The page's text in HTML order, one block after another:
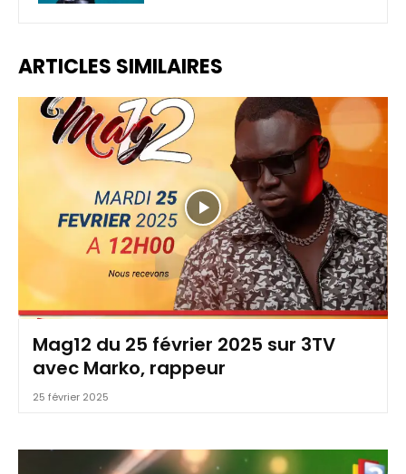
ARTICLES SIMILAIRES
Mag12 du 25 février 2025 sur 3TV
avec Marko, rappeur
25 février 2025